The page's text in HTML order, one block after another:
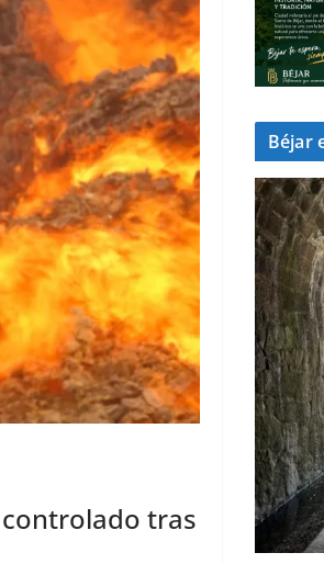
tras
Béjar